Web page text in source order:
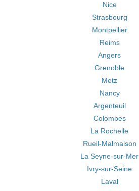
Nice
Strasbourg
Montpellier
Reims
Angers
Grenoble
Metz
Nancy
Argenteuil
Colombes
La Rochelle
Rueil-Malmaison
La Seyne-sur-Mer
Ivry-sur-Seine
Laval